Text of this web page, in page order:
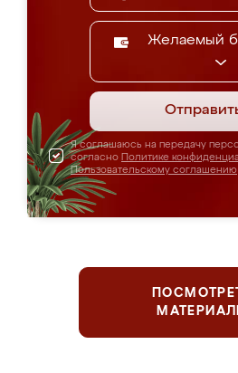
Желаемый
Я соглашаюсь на передачу
согласно Политике
Пользовательскому соглашению